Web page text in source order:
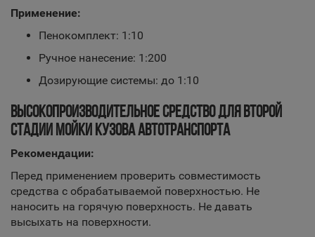
Применение:
Пенокомплект: 1:10
Ручное нанесение: 1:200
Дозирующие системы: до 1:10
ВЫСОКОПРОИЗВОДИТЕЛЬНОЕ СРЕДСТВО ДЛЯ ВТОРОЙ
СТАДИИ МОЙКИ КУЗОВА АВТОТРАНСПОРТА
Рекомендации:
Перед применением проверить совместимость
средства с обрабатываемой поверхностью. Не
наносить на горячую поверхность. Не давать
высыхать на поверхности.